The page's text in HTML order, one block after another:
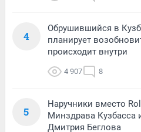
4
Обрушившийся в
планирует
происходит внутри
4 907 8
5
Наручники вместо
Минздрава
Дмитрия Беглова